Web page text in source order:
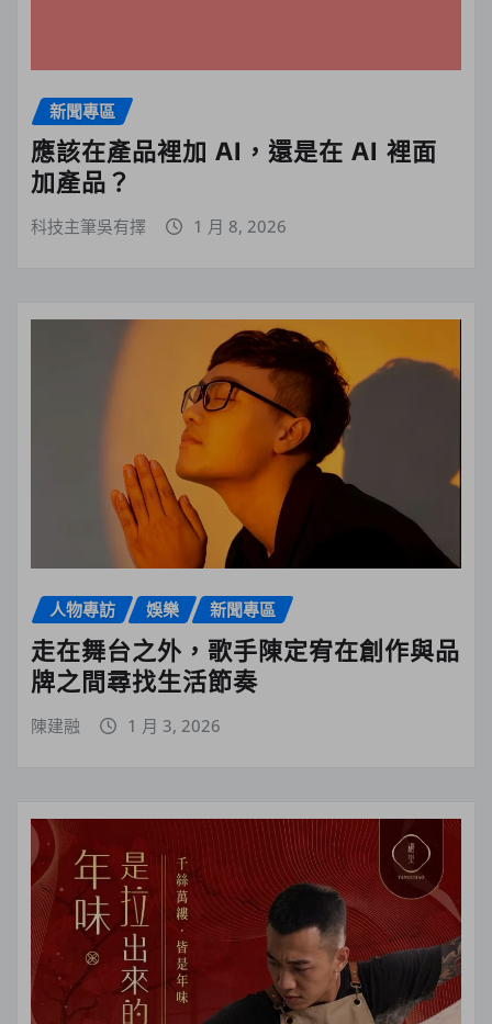
新聞專區
應該在產品裡加 AI，還是在 AI 裡面
加產品？
科技主筆吳有擇 1 月 8, 2026
人物專訪 娛樂 新聞專區
走在舞台之外，歌手陳定宥在創作與品
牌之間尋找生活節奏
陳建融 1 月 3, 2026